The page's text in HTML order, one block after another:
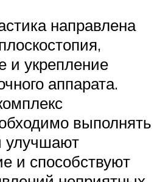
направлена
и укрепление
аппарата.
выполнять
улучшают
и способствуют